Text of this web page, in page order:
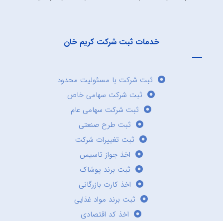
خدمات ثبت شرکت کریم خان
ثبت شرکت با مسئولیت محدود
ثبت شرکت سهامی خاص
ثبت شرکت سهامی عام
ثبت طرح صنعتی
ثبت تغییرات شرکت
اخذ جواز تاسیس
ثبت برند پوشاک
اخذ کارت بازرگانی
ثبت برند مواد غذایی
اخذ کد اقتصادی